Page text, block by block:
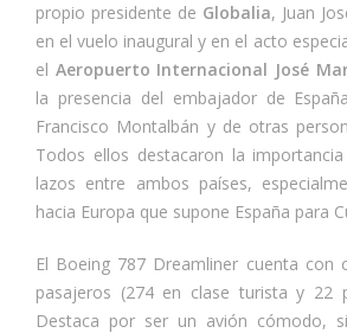
propio presidente de Globalia, Juan
en el vuelo inaugural y en el acto
el Aeropuerto Internacional José
la presencia del embajador de
Francisco Montalbán y de otras
Todos ellos destacaron la
lazos entre ambos países,
hacia Europa que supone España para
El Boeing 787 Dreamliner cuenta con
pasajeros (274 en clase turista y 22
Destaca por ser un avión cómodo,